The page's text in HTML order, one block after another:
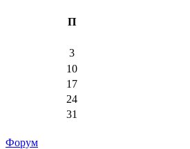
П
3
10
17
24
31
Форум